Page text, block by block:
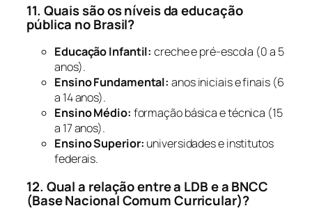
11. Quais são os níveis da educação
pública no Brasil?
Educação Infantil: creche e pré-escola (0 a 5
anos).
Ensino Fundamental: anos iniciais e finais (6
a 14 anos).
Ensino Médio: formação básica e técnica (15
a 17 anos).
Ensino Superior: universidades e institutos
federais.
12. Qual a relação entre a LDB e a BNCC
(Base Nacional Comum Curricular)?